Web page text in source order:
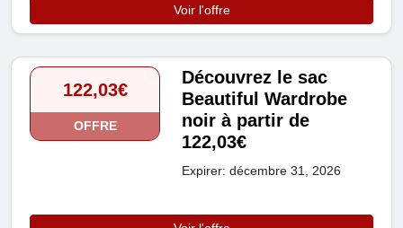
Voir l'offre
122,03€
OFFRE
Découvrez le sac
Beautiful Wardrobe
noir à partir de
122,03€
Expirer: décembre 31, 2026